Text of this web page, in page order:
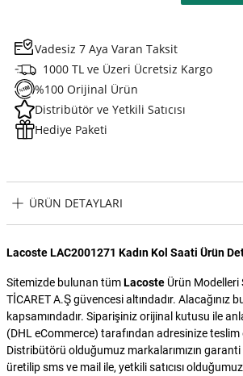
Vadesiz 7 Aya Varan Taksit
1000 TL ve Üzeri Ücretsiz Kargo
%100 Orijinal Ürün
Distribütör ve Yetkili Satıcısı
Hediye Paketi
ÜRÜN DETAYLARI
Lacoste LAC2001271 Kadın Kol Saati Ürün
Sitemizde bulunan tümLacoste Ürün Modelleri
TİCARET A.Ş güvencesi altındadır. Alacağınız
kapsamındadır. Siparişiniz orijinal kutusu ile
(DHL eCommerce) tarafından adresinize teslim
Distribütörü olduğumuz markalarımızın
üretilip sms ve mail ile, yetkili satıcısı